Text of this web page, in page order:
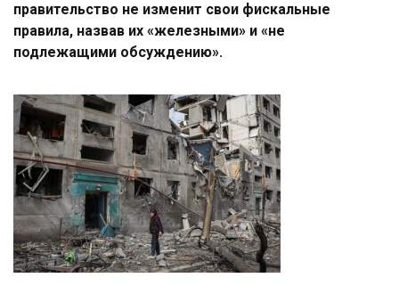
правительство не изменит свои фискальные
правила, назвав их «железными» и «не
подлежащими обсуждению».